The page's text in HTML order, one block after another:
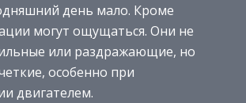
день мало. Кроме
могут ощущаться. Они не
или раздражающие, но
особенно при
двигателем.